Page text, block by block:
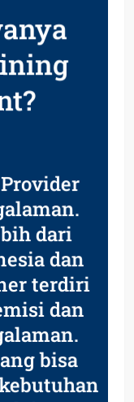
dari
dan
terdiri
dan
bisa